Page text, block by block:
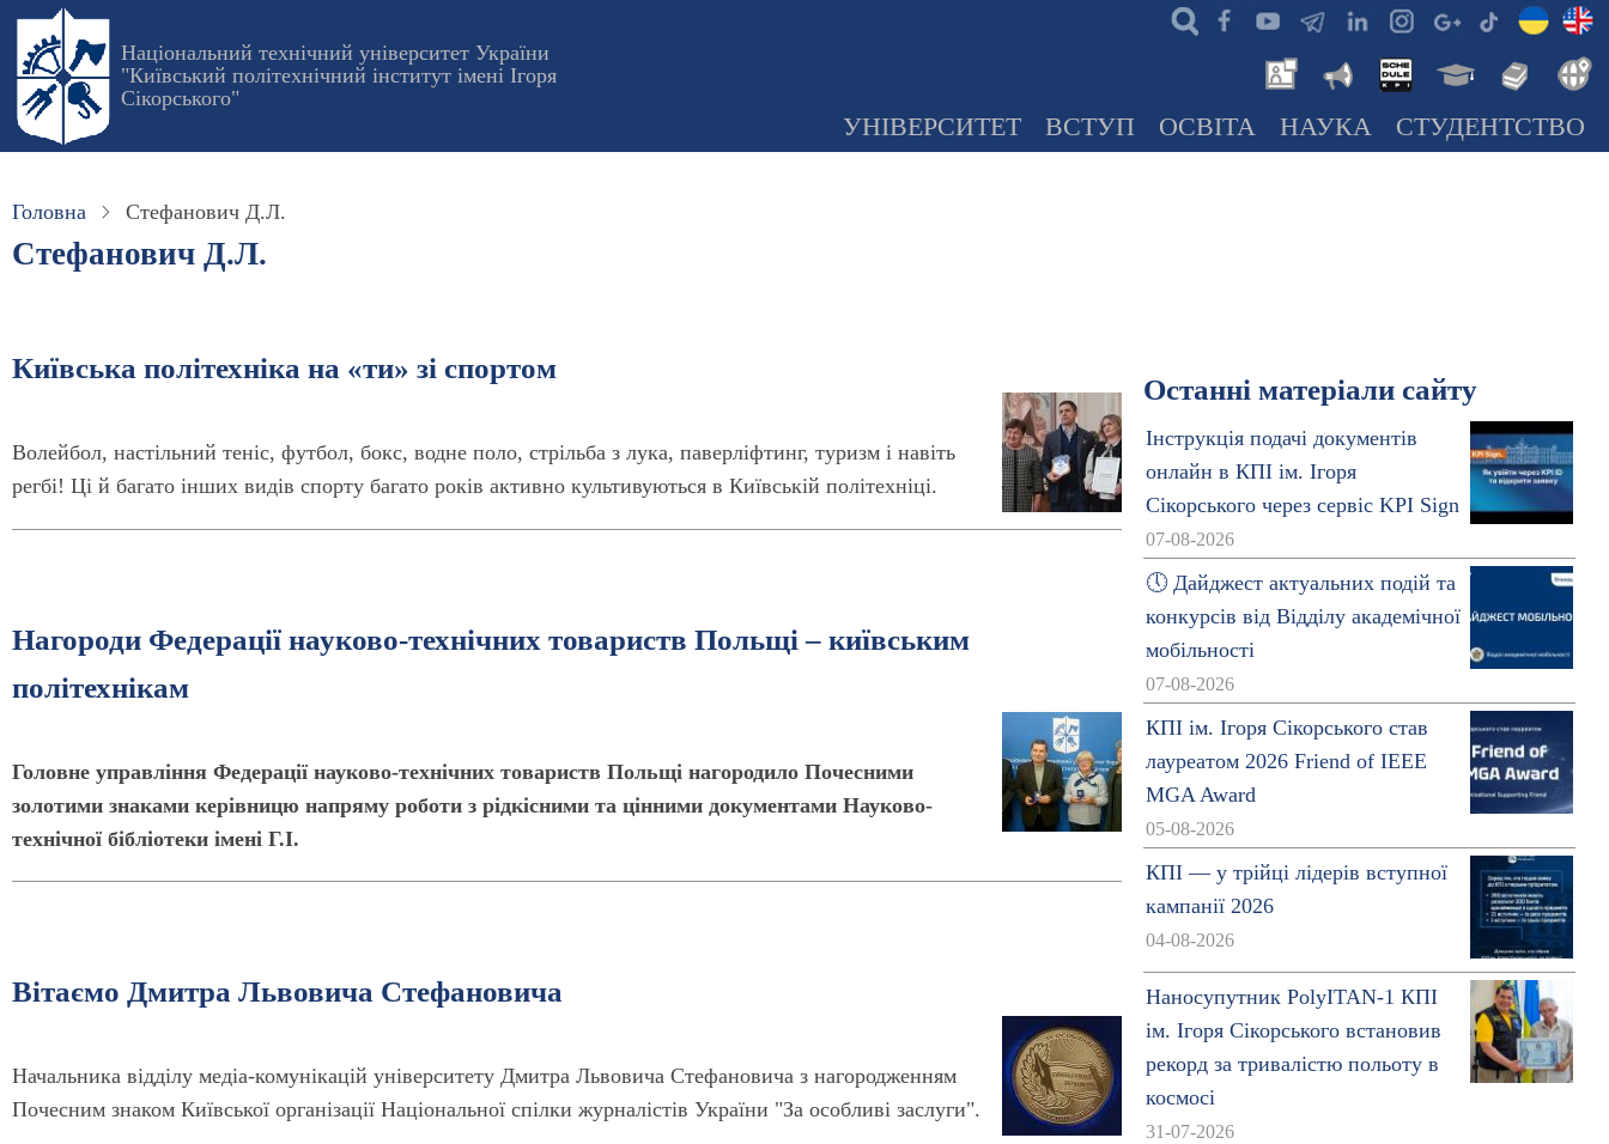
Перейти
основного
вмісту
Національний технічний університет України
"Київський політехнічний інститут імені Ігоря
Сікорського"
УНІВЕРСИТЕТ ВСТУП ОСВІТА НАУКА СТУДЕНТСТВО
Головна Стефанович Д.Л.
Стефанович Д.Л.
Київська політехніка на «ти» зі спортом
Волейбол, настільний теніс, футбол, бокс, водне поло, стрільба з лука, паверліфтинг, туризм і навіть
регбі! Ці й багато інших видів спорту багато років активно культивуються в Київській політехніці.
Нагороди Федерації науково-технічних товариств Польщі – київським
політехнікам
Головне управління Федерації науково-технічних товариств Польщі нагородило Почесними
золотими знаками керівницю напряму роботи з рідкісними та цінними документами Науково-
технічної бібліотеки імені Г.І.
Вітаємо Дмитра Львовича Стефановича
Начальника відділу медіа-комунікацій університету Дмитра Львовича Стефановича з нагородженням
Почесним знаком Київської організації Національної спілки журналістів України "За особливі заслуги".
Останні матеріали сайту
Інструкція подачі документів
онлайн в КПІ ім. Ігоря
Сікорського через сервіс KPI Sign
07-08-2026
🕔 Дайджест актуальних подій та
конкурсів від Відділу академічної
мобільності
07-08-2026
КПІ ім. Ігоря Сікорського став
лауреатом 2026 Friend of IEEE
MGA Award
05-08-2026
КПІ — у трійці лідерів вступної
кампанії 2026
04-08-2026
Наносупутник PolyITAN-1 КПІ
ім. Ігоря Сікорського встановив
рекорд за тривалістю польоту в
космосі
31-07-2026